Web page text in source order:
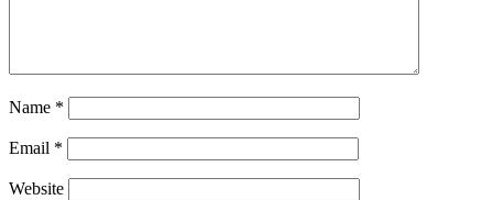
Name *
Email *
Website